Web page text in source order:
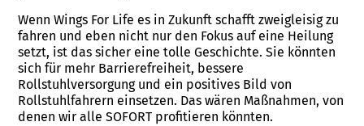
Wenn Wings For Life es in Zukunft schafft zweigleisig zu
fahren und eben nicht nur den Fokus auf eine Heilung
setzt, ist das sicher eine tolle Geschichte. Sie könnten
sich für mehr Barrierefreiheit, bessere
Rollstuhlversorgung und ein positives Bild von
Rollstuhlfahrern einsetzen. Das wären Maßnahmen, von
denen wir alle SOFORT profitieren könnten.